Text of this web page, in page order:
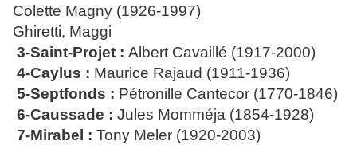
Colette Magny (1926-1997)
Ghiretti, Maggi
3-Saint-Projet : Albert Cavaillé (1917-2000)
4-Caylus : Maurice Rajaud (1911-1936)
5-Septfonds : Pétronille Cantecor (1770-1846)
6-Caussade : Jules Momméja (1854-1928)
7-Mirabel : Tony Meler (1920-2003)